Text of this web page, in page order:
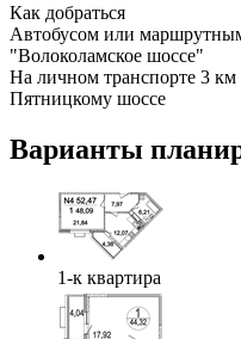
Как добраться
Автобусом или
"Волоколамское шоссе"
На личном транспорте 3
Пятницкому шоссе
Варианты
1-к квартира